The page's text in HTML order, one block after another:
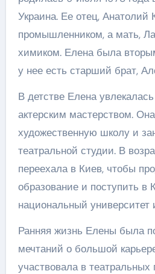
Украина. Ее отец, Анатолий
промышленником, а мать,
химиком. Елена была
у нее есть старший брат,
В детстве Елена
актерским мастерством.
художественную школу и
театральной студии. В
переехала в Киев, чтобы
образование и поступить в
национальный университет
Ранняя жизнь Елены была
мечтаний о большой
участвовала в театральных